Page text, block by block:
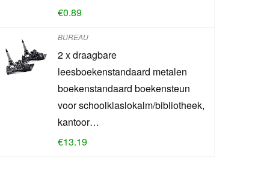
€0.89
BUREAU
2 x draagbare
leesboekenstandaard metalen
boekenstandaard boekensteun
voor schoolklaslokalm/bibliotheek,
kantoor…
€13.19